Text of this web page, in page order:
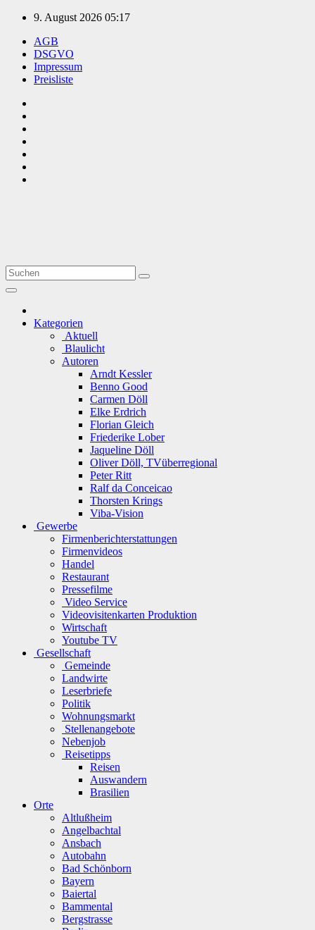
Zum
springen
9. August 2026 05:17
AGB
DSGVO
Impressum
Preisliste
Kategorien
Aktuell
Blaulicht
Autoren
Arndt Kessler
Benno Good
Carmen Döll
Elke Erdrich
Florian Gleich
Friederike Lober
Jaqueline Döll
Oliver Döll, TVüberregional
Peter Ritt
Ralf da Conceicao
Thorsten Krings
Viba-Vision
Gewerbe
Firmenberichterstattungen
Firmenvideos
Handel
Restaurant
Pressefilme
Video Service
Videovisitenkarten Produktion
Wirtschaft
Youtube TV
Gesellschaft
Gemeinde
Landwirte
Leserbriefe
Politik
Wohnungsmarkt
Stellenangebote
Nebenjob
Reisetipps
Reisen
Auswandern
Brasilien
Orte
Altlußheim
Angelbachtal
Ansbach
Autobahn
Bad Schönborn
Bayern
Baiertal
Bammental
Bergstrasse